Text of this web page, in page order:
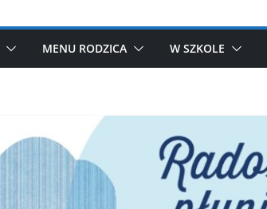
MENU RODZICA W SZKOLE